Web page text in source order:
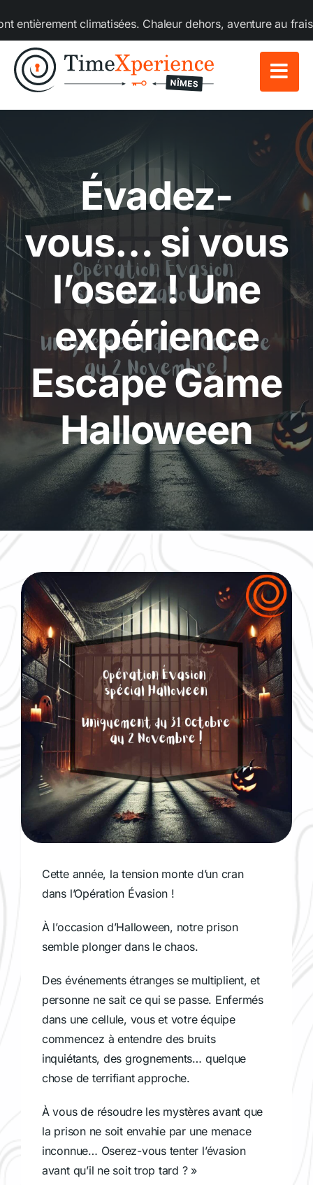
au
contenu
climatisées. Chaleur dehors, aventure au frais
Évadez-
vous… si vous
l’osez ! Une
expérience
Escape Game
Halloween
Cette année, la tension monte d’un cran
dans l’Opération Évasion !
À l’occasion d’Halloween, notre prison
semble plonger dans le chaos.
Des événements étranges se multiplient, et
personne ne sait ce qui se passe. Enfermés
dans une cellule, vous et votre équipe
commencez à entendre des bruits
inquiétants, des grognements… quelque
chose de terrifiant approche.
À vous de résoudre les mystères avant que
la prison ne soit envahie par une menace
inconnue… Oserez-vous tenter l’évasion
avant qu’il ne soit trop tard ? »